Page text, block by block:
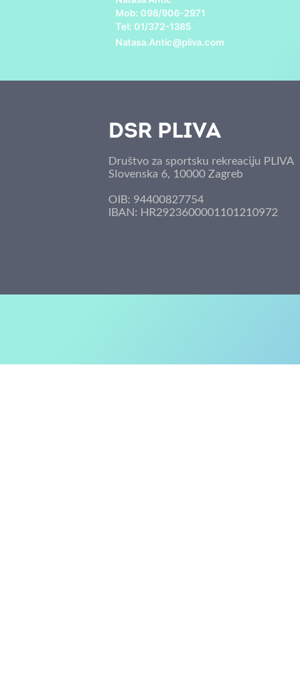
Mob: 098/906-2971
Tel: 01/372-1385
Natasa.Antic@pliva.com
DSR PLIVA
Društvo za sportsku rekreaciju PLIVA
Slovenska 6, 10000 Zagreb
OIB: 94400827754
IBAN: HR2923600001101210972